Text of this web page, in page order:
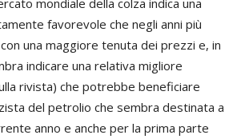
favorevole che negli anni più
una maggiore tenuta dei prezzi e, in
indicare una relativa migliore
rivista) che potrebbe beneficiare
del petrolio che sembra destinata a
anno e anche per la prima parte